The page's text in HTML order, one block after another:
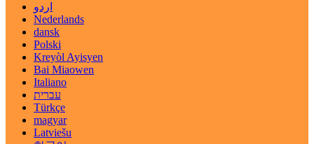
اردو
Nederlands
dansk
Polski
Kreyòl Ayisyen
Bai Miaowen
Italiano
עברית
Türkçe
magyar
Latviešu